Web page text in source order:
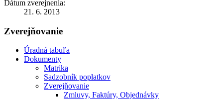
Dátum zverejnenia:
21. 6. 2013
Zverejňovanie
Úradná tabuľa
Dokumenty
Matrika
Sadzobník poplatkov
Zverejňovanie
Zmluvy, Faktúry, Objednávky